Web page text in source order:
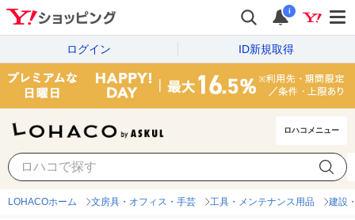
i
ログイン ID新規取得
ロハコメニュー
LOHACOホーム 文房具・オフィス・手芸 工具・メンテナンス用品 建設